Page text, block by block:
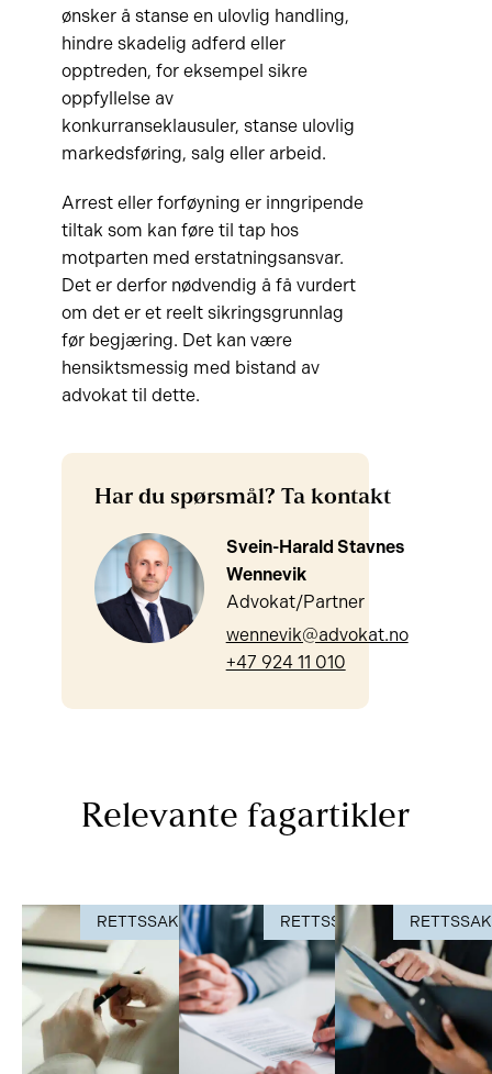
ønsker å stanse en ulovlig handling,
hindre skadelig adferd eller
opptreden, for eksempel sikre
oppfyllelse av
konkurranseklausuler, stanse ulovlig
markedsføring, salg eller arbeid.
Arrest eller forføyning er inngripende
tiltak som kan føre til tap hos
motparten med erstatningsansvar.
Det er derfor nødvendig å få vurdert
om det er et reelt sikringsgrunnlag
før begjæring. Det kan være
hensiktsmessig med bistand av
advokat til dette.
Har du spørsmål? Ta kontakt
Svein-Harald Stavnes
Wennevik
Advokat/Partner
wennevik@advokat.no
+47 924 11 010
Relevante fagartikler
RETTSSAK RETTSSAK RETTSSAK